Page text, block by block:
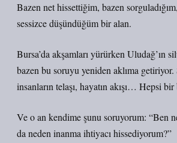
Bazen net hissettiğim, bazen
sessizce düşündüğüm bir alan.
Bursa’da akşamları yürürken Uludağ’ın
bazen bu soruyu yeniden aklıma getiriyor.
insanların telaşı, hayatın akışı… Hepsi
Ve o an kendime şunu soruyorum: “Ben
da neden inanma ihtiyacı hissediyorum?”